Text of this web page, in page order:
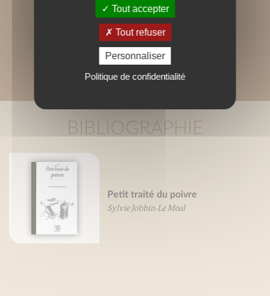
BIBLIOGRAPHIE
Petit traité du poivre
Sylvie Jobbin-Le Moal
Tout accepter
Tout refuser
Personnaliser
Politique de confidentialité